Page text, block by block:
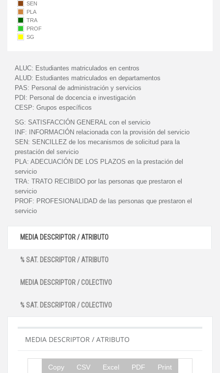
SEN
PLA
TRA
PROF
SG
ALUC: Estudiantes matriculados en centros
ALUD: Estudiantes matriculados en departamentos
PAS: Personal de administración y servicios
PDI: Personal de docencia e investigación
CESP: Grupos específicos
SG: SATISFACCIÓN GENERAL con el servicio
INF:
INFORMACIÓN relacionada con la provisión del servicio
SEN: SENCILLEZ de los mecanismos de solicitud para la
prestación del servicio
PLA: ADECUACIÓN DE LOS PLAZOS en la prestación del
servicio
TRA: TRATO RECIBIDO por las personas que prestaron el
servicio
PROF: PROFESIONALIDAD de las personas que prestaron el
servicio
MEDIA DESCRIPTOR / ATRIBUTO
% SAT. DESCRIPTOR / ATRIBUTO
MEDIA DESCRIPTOR / COLECTIVO
% SAT. DESCRIPTOR / COLECTIVO
MEDIA DESCRIPTOR / ATRIBUTO
Copy CSV Excel PDF Print